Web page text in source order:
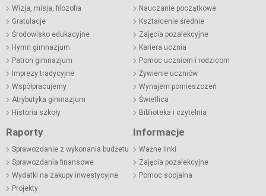
Wizja, misja, filozofia
Gratulacje
Środowisko edukacyjne
Hymn gimnazjum
Patron gimnazjum
Imprezy tradycyjne
Współpracujemy
Atrybutyka gimnazjum
Historia szkoły
Nauczanie początkowe
Kształcenie średnie
Zajęcia pozalekcyjne
Kariera ucznia
Pomoc uczniom i rodzicom
Żywienie uczniów
Wynajem pomieszczeń
Świetlica
Biblioteka i czytelnia
Raporty
Sprawozdanie z wykonania budżetu
Sprawozdania finansowe
Wydatki na zakupy inwestycyjne
Projekty
Informacje
Ważne linki
Zajęcia pozalekcyjne
Pomoc socjalna